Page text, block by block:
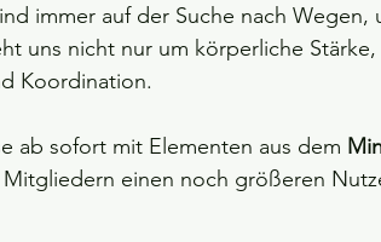
SD Rülzheim Wir feuern die SG Südpfalz
bei SD Self Defense Macht
immer auf der Suche nach Wegen,
uns nicht nur um körperliche
Koordination.
ab sofort mit Elementen aus dem
einen noch größeren